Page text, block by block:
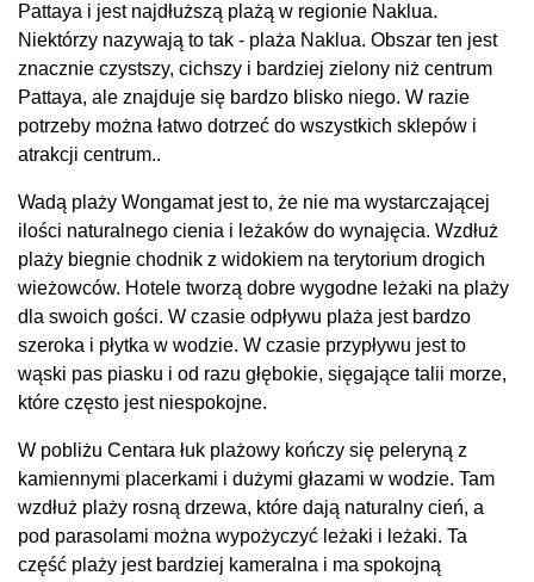
Pattaya i jest najdłuższą plażą w regionie Naklua.
Niektórzy nazywają to tak - plaża Naklua. Obszar ten jest
znacznie czystszy, cichszy i bardziej zielony niż centrum
Pattaya, ale znajduje się bardzo blisko niego. W razie
potrzeby można łatwo dotrzeć do wszystkich sklepów i
atrakcji centrum..
Wadą plaży Wongamat jest to, że nie ma wystarczającej
ilości naturalnego cienia i leżaków do wynajęcia. Wzdłuż
plaży biegnie chodnik z widokiem na terytorium drogich
wieżowców. Hotele tworzą dobre wygodne leżaki na plaży
dla swoich gości. W czasie odpływu plaża jest bardzo
szeroka i płytka w wodzie. W czasie przypływu jest to
wąski pas piasku i od razu głębokie, sięgające talii morze,
które często jest niespokojne.
W pobliżu Centara łuk plażowy kończy się peleryną z
kamiennymi placerkami i dużymi głazami w wodzie. Tam
wzdłuż plaży rosną drzewa, które dają naturalny cień, a
pod parasolami można wypożyczyć leżaki i leżaki. Ta
część plaży jest bardziej kameralna i ma spokojną